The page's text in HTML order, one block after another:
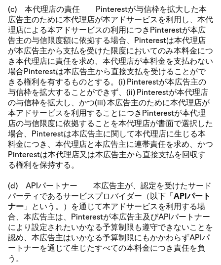
(c) 本代理店の責任 Pinterestが与信枠を拡大した本
広告主のために本代理店が本アドサービスを利用し、本代
理店による本アドサービスの利用につきPinterestが本広
告主の与信限度額に依拠する場合、Pinterestは本代理店
が本広告主から支払を受けた限度においてのみ本料金につ
き本代理店に責任を求め、本代理店が本料金を支払わない
場合Pinterestは本広告主から直接支払を受けることがで
きる権利を有するものとする。(i) Pinterestが本広告主の
与信枠を拡大することができず、(ii) Pinterestが本代理店
の与信枠を拡大し、かつ(iii) 本広告主のために本代理店が
本アドサービスを利用することにつきPinterestが本代理
店の与信限度に依拠することを本代理店が書面で選択した
場合、Pinterestは本広告主に関して本代理店に生じる本
料金につき、本代理店と本広告主に連帯責任を求め、かつ
Pinterestは本代理店又は本広告主から直接支払を回収す
る権利を保持する。
(d) APIパートナー 本広告主が、認定を受けたサード
パーティであるサービスプロバイダー（以下「APIパート
ナー 」という。）を通じて本アドサービスを利用する場
合、本広告主は、Pinterestが本広告主及びAPIパートナー
により設定されたいかなる予算制限も遵守できないことを
認め、本広告主はいかなる予算制限にもかかわらずAPIパ
ートナーを通じて生じたすべての本料金につき責任を負
う。